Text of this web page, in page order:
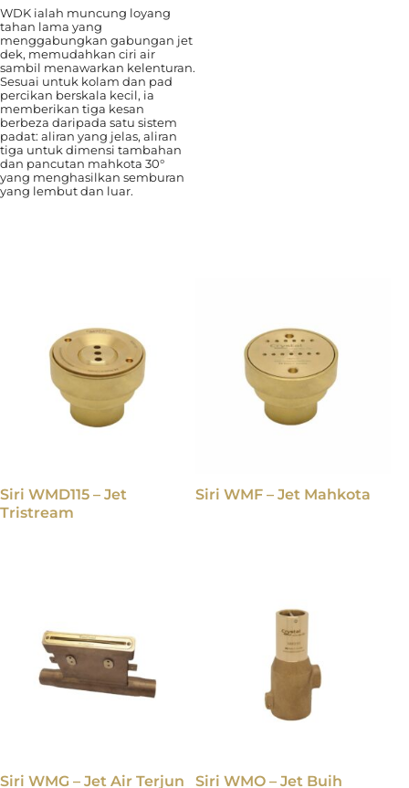
WDK ialah muncung loyang
tahan lama yang
menggabungkan gabungan jet
dek, memudahkan ciri air
sambil menawarkan kelenturan.
Sesuai untuk kolam dan pad
percikan berskala kecil, ia
memberikan tiga kesan
berbeza daripada satu sistem
padat: aliran yang jelas, aliran
tiga untuk dimensi tambahan
dan pancutan mahkota 30°
yang menghasilkan semburan
yang lembut dan luar.
Siri WMD115 – Jet
Tristream
Siri WMF – Jet Mahkota
Siri WMG – Jet Air Terjun Siri WMO – Jet Buih